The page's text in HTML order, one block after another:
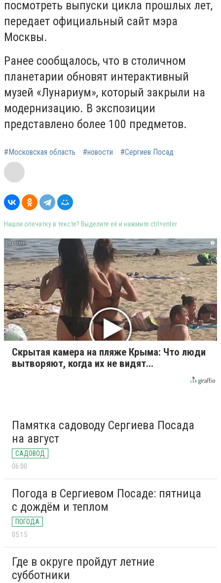
посмотреть выпуски цикла прошлых лет,
передает официальный сайт мэра
Москвы.
Ранее сообщалось, что в столичном
планетарии обновят интерактивный
музей «Лунариум», который закрыли на
модернизацию. В экспозиции
представлено более 100 предметов.
#Московская область #новости #Сергиев Посад
Нашли опечатку в тексте? Выделите её и нажмите ctrl+enter
i
Скрытая камера на пляже Крыма: Что люди
вытворяют, когда их не видят...
Памятка садоводу Сергиева Посада
на август
САДОВОД
06:00
Погода в Сергиевом Посаде: пятница
с дождём и теплом
ПОГОДА
05:15
Где в округе пройдут летние
субботники